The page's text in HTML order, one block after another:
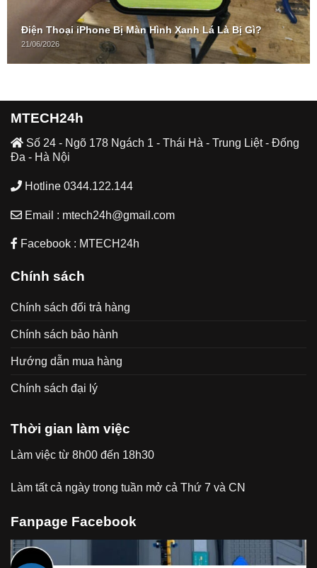
Điện Thoại iPhone Bị Màn Hình Xanh Lá Là Bị Gì?
21/06/2026
MTECH24h
Số 24 - Ngõ 178 Ngách 1 - Thái Hà - Trung Liệt - Đống
Đa - Hà Nội
Hotline 0344.122.144
Email : mtech24h@gmail.com
Facebook : MTECH24h
Chính sách
Chính sách đổi trả hàng
Chính sách bảo hành
Hướng dẫn mua hàng
Chính sách đại lý
Thời gian làm việc
Làm việc từ 8h00 đến 18h30
Làm tất cả ngày trong tuần mở cả Thứ 7 và CN
Fanpage Facebook